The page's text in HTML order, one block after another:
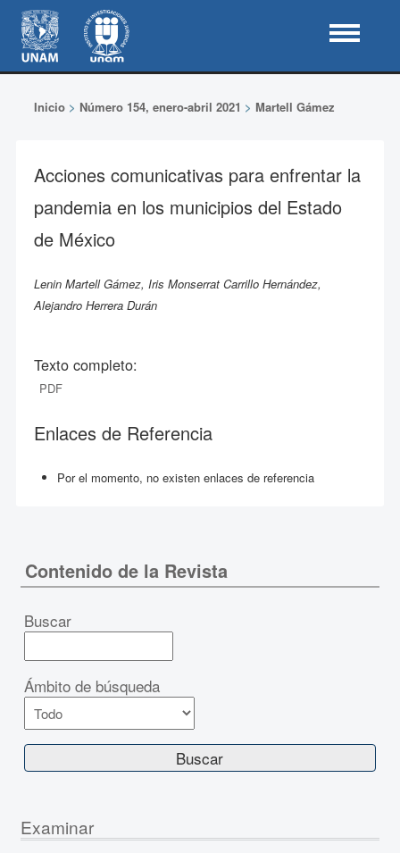
Inicio> Número 154, enero-abril 2021 > Martell Gámez
Acciones comunicativas para enfrentar la
pandemia en los municipios del Estado
de México
Lenin Martell Gámez, Iris Monserrat Carrillo Hernández,
Alejandro Herrera Durán
Texto completo:
PDF
Enlaces de Referencia
Por el momento, no existen enlaces de referencia
Contenido de la Revista
Buscar
Ámbito de búsqueda
Examinar